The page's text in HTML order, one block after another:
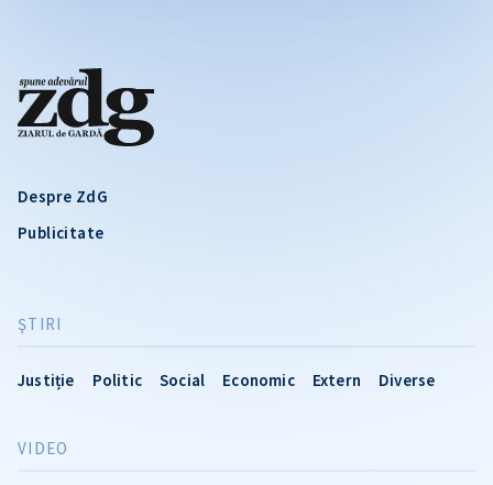
Despre ZdG
Publicitate
ŞTIRI
Justiție Politic Social Economic Extern Diverse
VIDEO